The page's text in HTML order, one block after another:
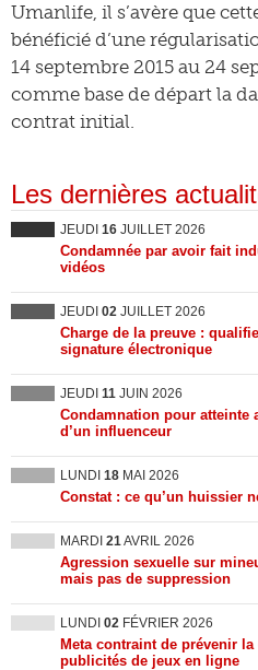
Umanlife, il s’avère que
bénéficié d’une
14 septembre 2015 au 24
comme base de départ la
contrat initial.
Les dernières
JEUDI 16 JUILLET 2026
Condamnée par avoir fait
vidéos
JEUDI 02 JUILLET 2026
Charge de la preuve :
signature électronique
JEUDI 11 JUIN 2026
Condamnation pour atteinte
d’un influenceur
LUNDI 18 MAI 2026
Constat : ce qu’un huissier
MARDI 21AVRIL 2026
Agression sexuelle sur
mais pas de suppression
LUNDI 02 FÉVRIER 2026
Meta contraint de prévenir
publicités de jeux en ligne